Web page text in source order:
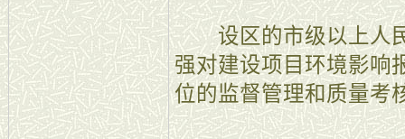
设区的市级以上人民
强对建设项目环境影响
位的监督管理和质量考